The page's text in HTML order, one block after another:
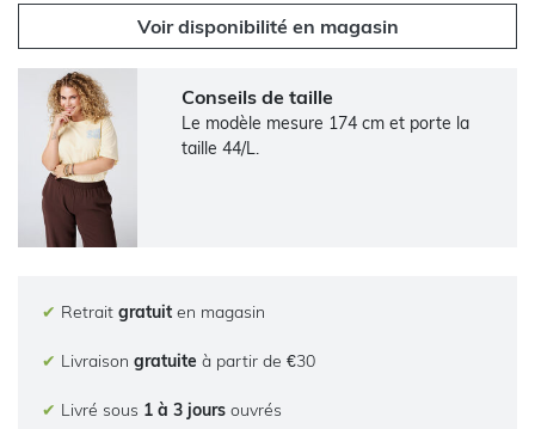
Voir disponibilité en magasin
Conseils de taille
Le modèle mesure 174 cm et porte la
taille 44/L.
✔ Retrait gratuit en magasin
✔ Livraison gratuite à partir de €30
✔ Livré sous 1 à 3 jours ouvrés